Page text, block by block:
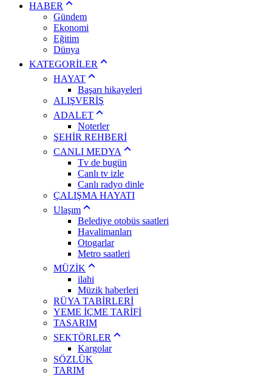
HABER
Gündem
Ekonomi
Eğitim
Dünya
KATEGORİLER
HAYAT
Başarı hikayeleri
ALIŞVERİŞ
ADALET
Noterler
ŞEHİR REHBERİ
CANLI MEDYA
Tv de bugün
Canlı tv izle
Canlı radyo dinle
ÇALIŞMA HAYATI
Ulaşım
Belediye otobüs saatleri
Havalimanları
Otogarlar
Metro saatleri
MÜZİK
ilahi
Müzik haberleri
RÜYA TABİRLERİ
YEME İÇME TARİFİ
TASARIM
SEKTÖRLER
Kargolar
SÖZLÜK
TARIM